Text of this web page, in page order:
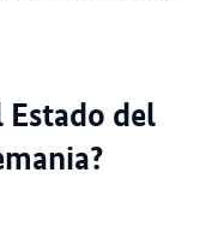
Estado del